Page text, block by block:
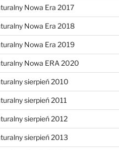
Nowa Era 2017
Nowa Era 2018
Nowa Era 2019
Nowa ERA 2020
sierpień 2010
sierpień 2011
sierpień 2012
sierpień 2013